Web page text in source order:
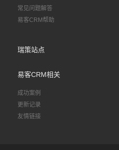
常见问题解答
易客CRM帮助
瑞策站点
易客CRM相关
成功案例
更新记录
友情链接